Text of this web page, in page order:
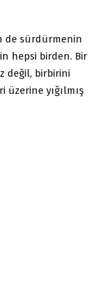
de sürdürmenin
hepsi birden. Bir
değil, birbirini
üzerine yığılmış